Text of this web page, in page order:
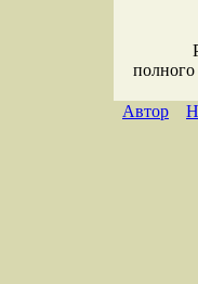
полного
Автор